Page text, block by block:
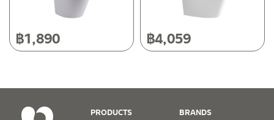
วันและเวลาทำการ
วันจันทร์ – วันศุกร์ เวลา 8:30-17:30 น.
วันเสาร์ เวลา 8:30-15:00 น.
฿1,890 ฿4,059
PRODUCTS BRANDS